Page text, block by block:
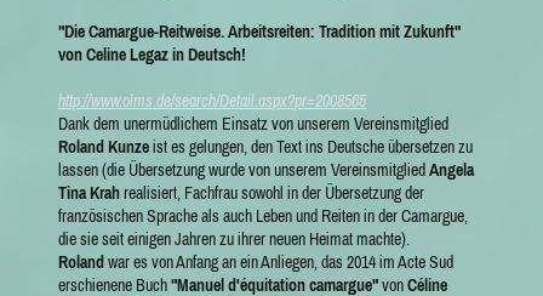
"Die Camargue-Reitweise. Arbeitsreiten: Tradition mit Zukunft"
von Celine Legaz in Deutsch!
http://www.olms.de/search/Detail.aspx?pr=2008565
Dank dem unermüdlichem Einsatz von unserem Vereinsmitglied
Roland Kunzeist es gelungen, den Text ins Deutsche übersetzen zu
lassen (die Übersetzung wurde von unserem Vereinsmitglied Angela
Tina Krahrealisiert, Fachfrau sowohl in der Übersetzung der
französischen Sprache als auch Leben und Reiten in der Camargue,
die sie seit einigen Jahren zu ihrer neuen Heimat machte).
Roland war es von Anfang an ein Anliegen, das 2014 im Acte Sud
erschienene Buch"Manuel d'équitation camargue"vonCéline